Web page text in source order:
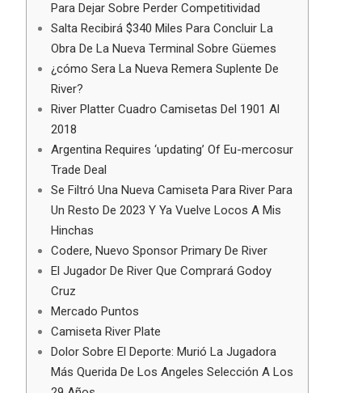
Para Dejar Sobre Perder Competitividad
Salta Recibirá $340 Miles Para Concluir La
Obra De La Nueva Terminal Sobre Güemes
¿cómo Sera La Nueva Remera Suplente De
River?
River Platter Cuadro Camisetas Del 1901 Al
2018
Argentina Requires ‘updating’ Of Eu-mercosur
Trade Deal
Se Filtró Una Nueva Camiseta Para River Para
Un Resto De 2023 Y Ya Vuelve Locos A Mis
Hinchas
Codere, Nuevo Sponsor Primary De River
El Jugador De River Que Comprará Godoy
Cruz
Mercado Puntos
Camiseta River Plate
Dolor Sobre El Deporte: Murió La Jugadora
Más Querida De Los Angeles Selección A Los